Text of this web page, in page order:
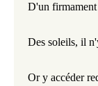
D'un firmament
Des soleils, il
Or y accéder